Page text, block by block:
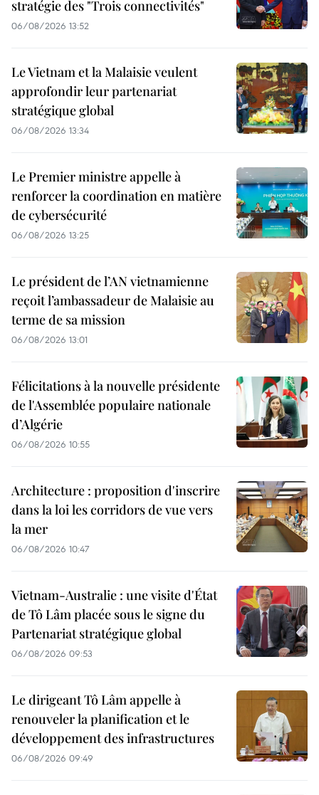
stratégie des "Trois connectivités"
06/08/2026 13:52
Le Vietnam et la Malaisie veulent
approfondir leur partenariat
stratégique global
06/08/2026 13:34
Le Premier ministre appelle à
renforcer la coordination en matière
de cybersécurité
06/08/2026 13:25
Le président de l’AN vietnamienne
reçoit l’ambassadeur de Malaisie au
terme de sa mission
06/08/2026 13:01
Félicitations à la nouvelle présidente
de l'Assemblée populaire nationale
d’Algérie
06/08/2026 10:55
Architecture : proposition d'inscrire
dans la loi les corridors de vue vers
la mer
06/08/2026 10:47
Vietnam-Australie : une visite d'État
de Tô Lâm placée sous le signe du
Partenariat stratégique global
06/08/2026 09:53
Le dirigeant Tô Lâm appelle à
renouveler la planification et le
développement des infrastructures
06/08/2026 09:49